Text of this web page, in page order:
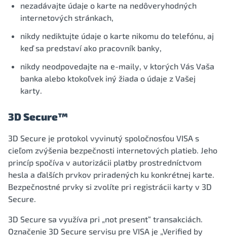
nezadávajte údaje o karte na nedôveryhodných
internetových stránkach,
nikdy nediktujte údaje o karte nikomu do telefónu, aj
keď sa predstaví ako pracovník banky,
nikdy neodpovedajte na e-maily, v ktorých Vás Vaša
banka alebo ktokoľvek iný žiada o údaje z Vašej
karty.
3D Secure™
3D Secure je protokol vyvinutý spoločnosťou VISA s
cieľom zvýšenia bezpečnosti internetových platieb. Jeho
princíp spočíva v autorizácii platby prostredníctvom
hesla a ďalších prvkov priradených ku konkrétnej karte.
Bezpečnostné prvky si zvolíte pri registrácii karty v 3D
Secure.
3D Secure sa využíva pri „not present“ transakciách.
Označenie 3D Secure servisu pre VISA je „Verified by